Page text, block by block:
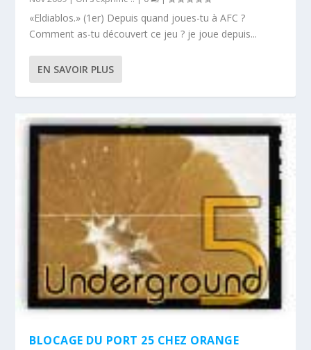
«Eldiablos.» (1er) Depuis quand joues-tu à AFC ?
Comment as-tu découvert ce jeu ? je joue depuis...
EN SAVOIR PLUS
BLOCAGE DU PORT 25 CHEZ ORANGE